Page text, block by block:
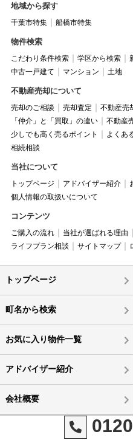
地域から探す
千葉市特集 船橋市特集
物件検索
こだわり条件検索 学区から検索
中古一戸建て
マンション 土地
不動産売却について
売却のご相談 売却査定
不動産売
「仲介」と「買取」の違い
不動産
少しでも高く売るポイント
よくあ
相続相談
当社について
トップページ アドバイザー紹介
個人情報の取扱いについて
コンテンツ
ご購入の流れ 当社が選ばれる理由
ライフプラン相談
サイトマップ
トップページ
町名から検索
お気に入り物件一覧
アドバイザー紹介
会社概要